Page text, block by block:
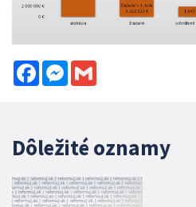
FacebookMessenger
Dôležité oznamy